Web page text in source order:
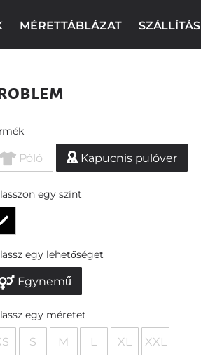
MÉRETTÁBLÁZAT SZÁLLÍTÁS
Póló Kapucnis pulóver
egy színt
egy lehetőséget
Egynemű
egy méretet
S M L XL XXL